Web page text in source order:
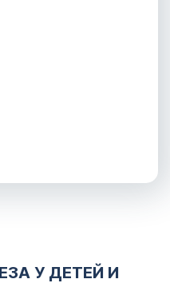
У ДЕТЕЙ И